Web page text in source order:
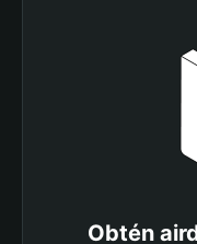
Obtén